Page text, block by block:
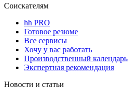
Соискателям
hh PRO
Готовое резюме
Все сервисы
Хочу у вас работать
Производственный календарь
Экспертная рекомендация
Новости и статьи